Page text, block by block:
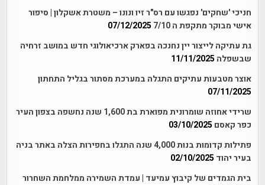
חניכי 'שחקים' נפגשו עם רס"ר זיו ונונו – משטרת אשקלון | סיפור
אישי מבוקר מתקפת ה 7/10
07/12/2025
גת עתיקה לייצור יין נחנכה בפארק ארכיאולוגי חדש במושב זרחיה
שבשפלה 11/11/2025
אוצר מטבעות עתיקים התגלה במערכת מסתור בגליל התחתון
07/11/2025
שרידי אחוזה שומרונית מפוארת בת 1,600 שנה נחשפה בצפון העיר
כפר קאסם 03/10/2025
פתילות קדומות בנות 4,000 שנה התגלו בחפירות הצלה באתר בניה
בעיר יהוד 02/10/2025
בית הגמדים של קיבוץ עמיעד | עמדת השמירה ממלחמת השחרור